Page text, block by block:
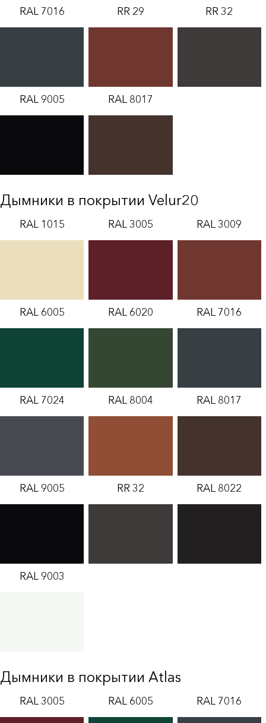
RAL 7016 RR 29 RR 32
RAL 9005 RAL 8017
Дымники в покрытии Velur20
RAL 1015 RAL 3005 RAL 3009
RAL 6005 RAL 6020 RAL 7016
RAL 7024 RAL 8004 RAL 8017
RAL 9005 RR 32 RAL 8022
RAL 9003
Дымники в покрытии Atlas
RAL 3005 RAL 6005 RAL 7016